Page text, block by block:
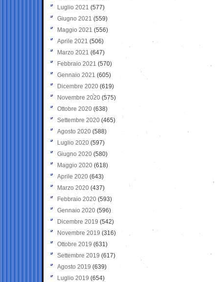
Luglio 2021 (577)
Giugno 2021(559)
Maggio 2021 (556)
Aprile 2021 (506)
Marzo 2021 (647)
Febbraio 2021 (570)
Gennaio 2021 (605)
Dicembre 2020 (619)
Novembre 2020 (575)
Ottobre 2020 (638)
Settembre 2020(465)
Agosto 2020 (588)
Luglio 2020 (597)
Giugno 2020 (580)
Maggio 2020 (618)
Aprile 2020 (643)
Marzo 2020 (437)
Febbraio 2020 (593)
Gennaio 2020 (596)
Dicembre 2019 (542)
Novembre 2019 (316)
Ottobre 2019 (631)
Settembre 2019 (617)
Agosto 2019 (639)
Luglio 2019 (654)